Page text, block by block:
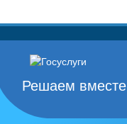
Решаем вместе